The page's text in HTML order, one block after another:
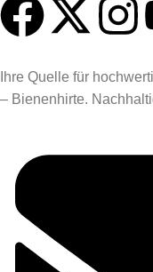
Ihre Quelle für
– Bienenhirte.